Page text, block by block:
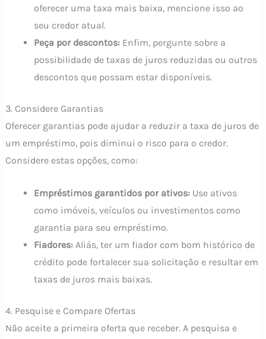
oferecer uma taxa mais baixa, mencione isso ao
seu credor atual.
Peça por descontos:Enfim, pergunte sobre a
possibilidade de taxas de juros reduzidas ou outros
descontos que possam estar disponíveis.
3. Considere Garantias
Oferecer garantias pode ajudar a reduzir a taxa de juros de
um empréstimo, pois diminui o risco para o credor.
Considere estas opções, como:
Empréstimos garantidos por ativos:Use ativos
como imóveis, veículos ou investimentos como
garantia para seu empréstimo.
Fiadores:Aliás, ter um fiador com bom histórico de
crédito pode fortalecer sua solicitação e resultar em
taxas de juros mais baixas.
4. Pesquise e Compare Ofertas
Não aceite a primeira oferta que receber. A pesquisa e